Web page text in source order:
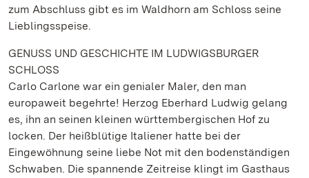
zum Abschluss gibt es im Waldhorn am Schloss seine
Lieblingsspeise.
GENUSS UND GESCHICHTE IM LUDWIGSBURGER
SCHLOSS
Carlo Carlone war ein genialer Maler, den man
europaweit begehrte! Herzog Eberhard Ludwig gelang
es, ihn an seinen kleinen württembergischen Hof zu
locken. Der heißblütige Italiener hatte bei der
Eingewöhnung seine liebe Not mit den bodenständigen
Schwaben. Die spannende Zeitreise klingt im Gasthaus